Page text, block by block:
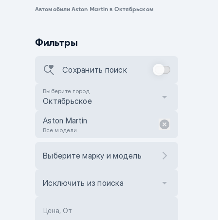
Автомобили Aston Martin в Октябрьском
Фильтры
Сохранить поиск
Выберите город
Октябрьское
Aston Martin
Все модели
Выберите марку и модель
Исключить из поиска
Цена, От